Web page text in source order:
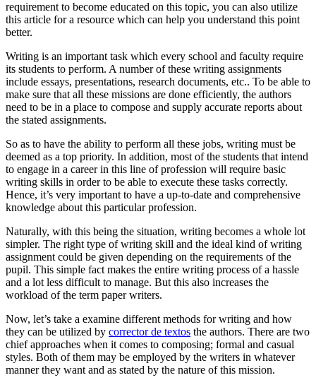
requirement to become educated on this topic, you can also utilize
this article for a resource which can help you understand this point
better.
Writing is an important task which every school and faculty require
its students to perform. A number of these writing assignments
include essays, presentations, research documents, etc.. To be able to
make sure that all these missions are done efficiently, the authors
need to be in a place to compose and supply accurate reports about
the stated assignments.
So as to have the ability to perform all these jobs, writing must be
deemed as a top priority. In addition, most of the students that intend
to engage in a career in this line of profession will require basic
writing skills in order to be able to execute these tasks correctly.
Hence, it’s very important to have a up-to-date and comprehensive
knowledge about this particular profession.
Naturally, with this being the situation, writing becomes a whole lot
simpler. The right type of writing skill and the ideal kind of writing
assignment could be given depending on the requirements of the
pupil. This simple fact makes the entire writing process of a hassle
and a lot less difficult to manage. But this also increases the
workload of the term paper writers.
Now, let’s take a examine different methods for writing and how
they can be utilized by corrector de textos the authors. There are two
chief approaches when it comes to composing; formal and casual
styles. Both of them may be employed by the writers in whatever
manner they want and as stated by the nature of this mission.